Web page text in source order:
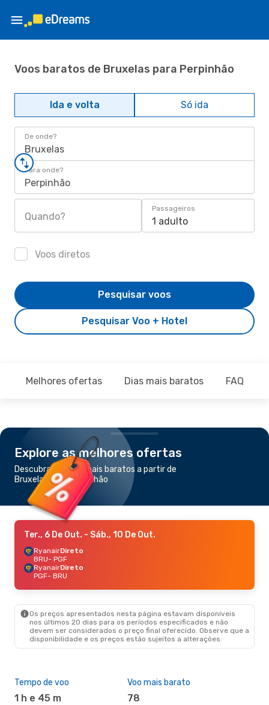
Voos baratos de Bruxelas para Perpinhão
Ida e volta Só ida
De onde?
Bruxelas
Para onde?
Perpinhão
Quando?
Passageiros
1 adulto
Voos diretos
Pesquisar Voo + Hotel
Pesquisar voos
Melhores ofertas Dias mais baratos FAQ
Explore as melhores ofertas
Descubra os voos mais baratos a partir de
Bruxelas para Perpinhão
Ter., 6 De Out. - Sáb., 10 De Out.
RyanairDireto
BRU- PGF
RyanairDireto
PGF- BRU
Os preços apresentados nesta página estavam disponíveis
nos últimos 20 dias para os períodos especificados e não
devem ser considerados o preço final oferecido. Observe que a
disponibilidade e os preços estão sujeitos a alterações.
Tempo de voo
1 h e 45 m
Voo mais barato
78